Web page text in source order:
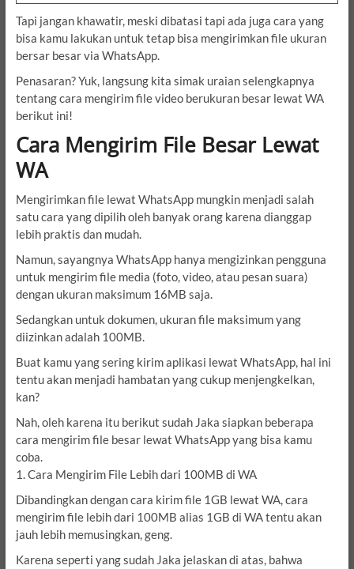
Tapi jangan khawatir, meski dibatasi tapi ada juga cara yang
bisa kamu lakukan untuk tetap bisa mengirimkan file ukuran
bersar besar via WhatsApp.
Penasaran? Yuk, langsung kita simak uraian selengkapnya
tentang cara mengirim file video berukuran besar lewat WA
berikut ini!
Cara Mengirim File Besar Lewat
WA
Mengirimkan file lewat WhatsApp mungkin menjadi salah
satu cara yang dipilih oleh banyak orang karena dianggap
lebih praktis dan mudah.
Namun, sayangnya WhatsApp hanya mengizinkan pengguna
untuk mengirim file media (foto, video, atau pesan suara)
dengan ukuran maksimum 16MB saja.
Sedangkan untuk dokumen, ukuran file maksimum yang
diizinkan adalah 100MB.
Buat kamu yang sering kirim aplikasi lewat WhatsApp, hal ini
tentu akan menjadi hambatan yang cukup menjengkelkan,
kan?
Nah, oleh karena itu berikut sudah Jaka siapkan beberapa
cara mengirim file besar lewat WhatsApp yang bisa kamu
coba.
1. Cara Mengirim File Lebih dari 100MB di WA
Dibandingkan dengan cara kirim file 1GB lewat WA, cara
mengirim file lebih dari 100MB alias 1GB di WA tentu akan
jauh lebih memusingkan, geng.
Karena seperti yang sudah Jaka jelaskan di atas, bahwa